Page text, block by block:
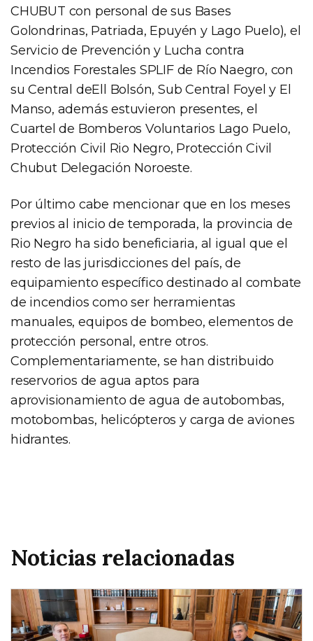
CHUBUT con personal de sus Bases
Golondrinas, Patriada, Epuyén y Lago Puelo), el
Servicio de Prevención y Lucha contra
Incendios Forestales SPLIF de Río Naegro, con
su Central deEll Bolsón, Sub Central Foyel y El
Manso, además estuvieron presentes, el
Cuartel de Bomberos Voluntarios Lago Puelo,
Protección Civil Rio Negro, Protección Civil
Chubut Delegación Noroeste.
Por último cabe mencionar que en los meses
previos al inicio de temporada, la provincia de
Rio Negro ha sido beneficiaria, al igual que el
resto de las jurisdicciones del país, de
equipamiento específico destinado al combate
de incendios como ser herramientas
manuales, equipos de bombeo, elementos de
protección personal, entre otros.
Complementariamente, se han distribuido
reservorios de agua aptos para
aprovisionamiento de agua de autobombas,
motobombas, helicópteros y carga de aviones
hidrantes.
Noticias relacionadas